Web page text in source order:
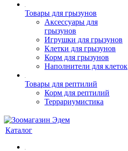
Товары для грызунов
Аксессуары для
грызунов
Игрушки для грызунов
Клетки для грызунов
Корм для грызунов
Наполнители для клеток
Товары для рептилий
Корм для рептилий
Террариумистика
Каталог